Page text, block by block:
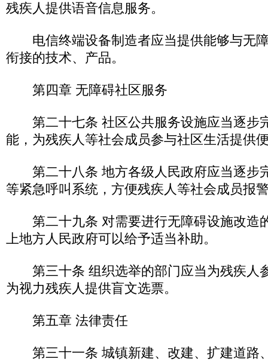
残疾人提供语音信息服务。
电信终端设备制造者应当提供能够与无
衔接的技术、产品。
第四章 无障碍社区服务
第二十七条 社区公共服务设施应当逐步
能，为残疾人等社会成员参与社区生活提供
第二十八条 地方各级人民政府应当逐步
等紧急呼叫系统，方便残疾人等社会成员报
第二十九条 对需要进行无障碍设施改造
上地方人民政府可以给予适当补助。
第三十条 组织选举的部门应当为残疾人
为视力残疾人提供盲文选票。
第五章 法律责任
第三十一条 城镇新建、改建、扩建道路